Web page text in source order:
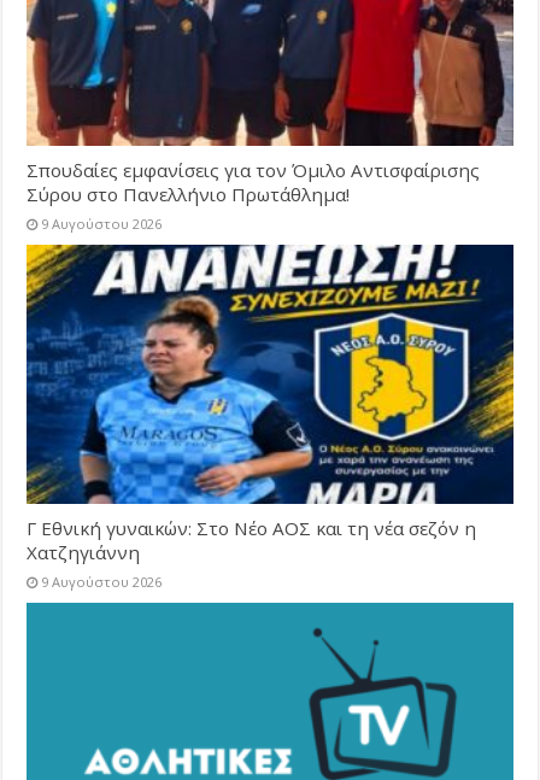
Σπουδαίες εμφανίσεις για τον Όμιλο Αντισφαίρισης
Σύρου στο Πανελλήνιο Πρωτάθλημα!
9 Αυγούστου 2026
Γ Εθνική γυναικών: Στο Νέο ΑΟΣ και τη νέα σεζόν η
Χατζηγιάννη
9 Αυγούστου 2026